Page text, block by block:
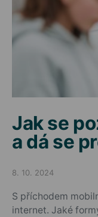
Jak se
a dá se
Posted on
8. 10. 2024
S příchodem
internet. Jaké